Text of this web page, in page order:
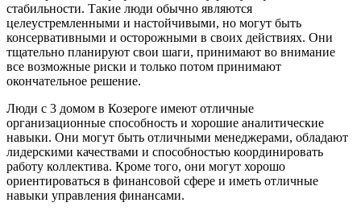
стабильности. Такие люди обычно являются
целеустремленными и настойчивыми, но могут быть
консервативными и осторожными в своих действиях. Они
тщательно планируют свои шаги, принимают во внимание
все возможные риски и только потом принимают
окончательное решение.
Люди с 3 домом в Козероге имеют отличные
организационные способность и хорошие аналитические
навыки. Они могут быть отличными менеджерами, обладают
лидерскими качествами и способностью координировать
работу коллектива. Кроме того, они могут хорошо
ориентироваться в финансовой сфере и иметь отличные
навыки управления финансами.